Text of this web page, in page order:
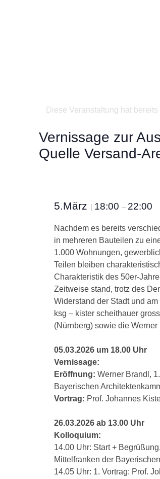
Diese Veranstaltung hat
Vernissage zur
Quelle Versand-
5.März | 18:00 – 22:00
Nachdem es bereits
in mehreren Bauteilen zu
1.000 Wohnungen,
Teilen bleiben
Charakteristik des 50er-
Zeitweise stand, trotz des
Widerstand der Stadt und
ksg – kister scheithauer
(Nürnberg) sowie die
05.03.2026 um 18.00 Uhr
Vernissage:
Eröffnung: Werner Brandl,
Bayerischen
Vortrag: Prof. Johannes
26.03.2026 ab 13.00 Uhr
Kolloquium:
14.00 Uhr: Start +
Mittelfranken der
14.05 Uhr: 1. Vortrag: Prof.